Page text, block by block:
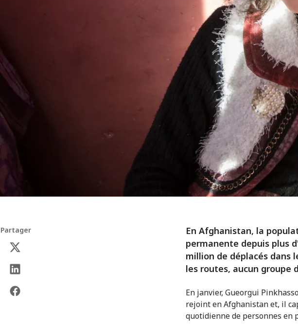
Partager
En Afghanistan, la
permanente depuis plus
million de déplacés dans
les routes, aucun groupe
En janvier, Gueorgui
rejoint en Afghanistan et, il
quotidienne de personnes en